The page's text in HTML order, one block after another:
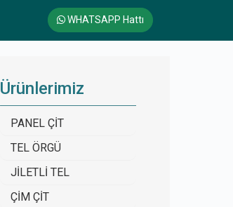
WHATSAPP Hattı
Ürünlerimiz
PANEL ÇİT
TEL ÖRGÜ
JİLETLİ TEL
ÇİM ÇİT